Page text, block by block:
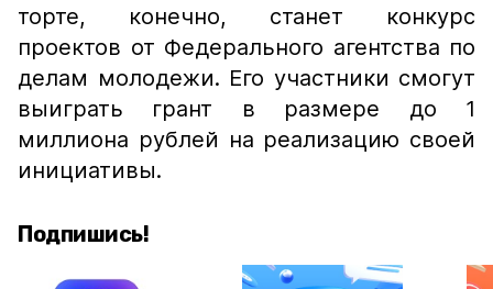
торте, конечно, станет конкурс
проектов от Федерального агентства по
делам молодежи. Его участники смогут
выиграть грант в размере до 1
миллиона рублей на реализацию своей
инициативы.
Подпишись!